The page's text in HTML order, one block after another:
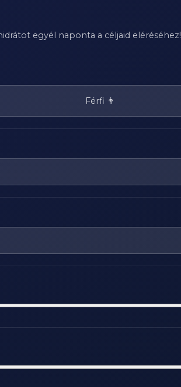
egyél naponta a céljaid eléréséhez!
Férfi 👨